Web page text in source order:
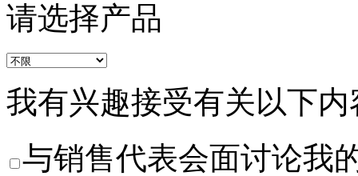
请选择产品
我有兴趣接受有关以下
与销售代表会面讨论我